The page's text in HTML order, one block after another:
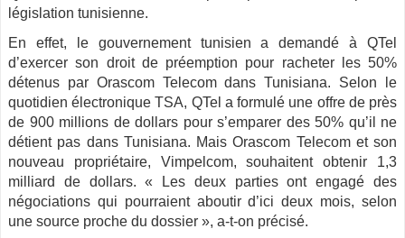
législation tunisienne.
En effet, le gouvernement tunisien a demandé à QTel
d’exercer son droit de préemption pour racheter les 50%
détenus par Orascom Telecom dans Tunisiana. Selon le
quotidien électronique TSA, QTel a formulé une offre de près
de 900 millions de dollars pour s’emparer des 50% qu’il ne
détient pas dans Tunisiana. Mais Orascom Telecom et son
nouveau propriétaire, Vimpelcom, souhaitent obtenir 1,3
milliard de dollars. « Les deux parties ont engagé des
négociations qui pourraient aboutir d’ici deux mois, selon
une source proche du dossier », a-t-on précisé.